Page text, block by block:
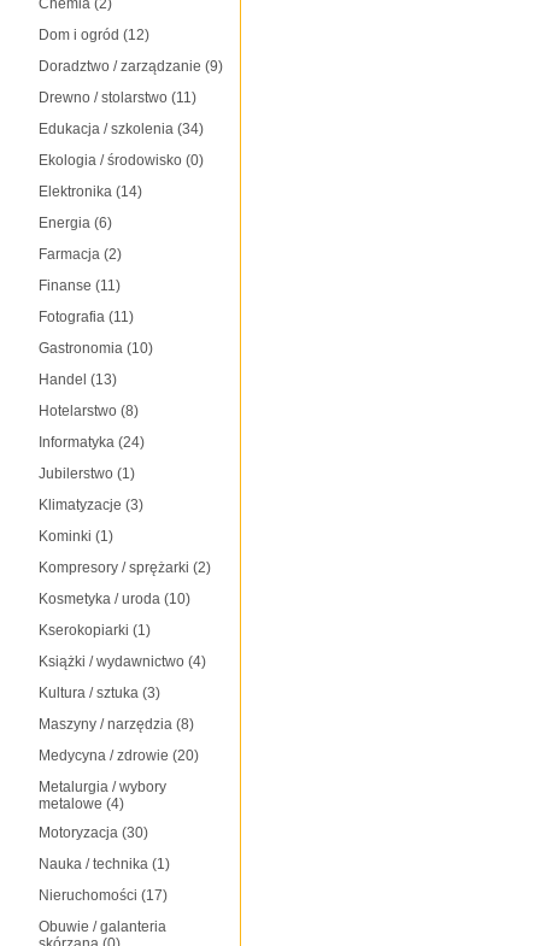
Chemia (2)
Dom i ogród (12)
Doradztwo / zarządzanie (9)
Drewno / stolarstwo (11)
Edukacja / szkolenia (34)
Ekologia / środowisko (0)
Elektronika (14)
Energia (6)
Farmacja (2)
Finanse (11)
Fotografia (11)
Gastronomia (10)
Handel (13)
Hotelarstwo (8)
Informatyka (24)
Jubilerstwo (1)
Klimatyzacje (3)
Kominki (1)
Kompresory / sprężarki (2)
Kosmetyka / uroda (10)
Kserokopiarki (1)
Książki / wydawnictwo (4)
Kultura / sztuka (3)
Maszyny / narzędzia (8)
Medycyna / zdrowie (20)
Metalurgia / wybory
metalowe (4)
Motoryzacja (30)
Nauka / technika (1)
Nieruchomości (17)
Obuwie / galanteria